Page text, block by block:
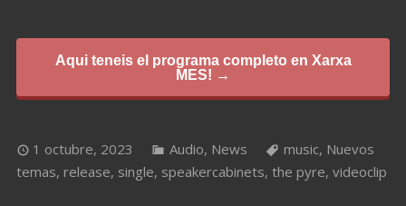
Aqui teneis el programa completo en Xarxa
MES! →
1 octubre, 2023 Audio, News music, Nuevos
temas, release, single, speakercabinets, the pyre, videoclip